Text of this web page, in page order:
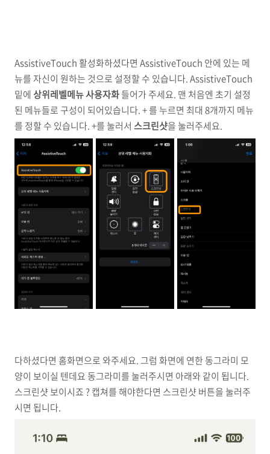
AssistiveTouch 활성화하셨다면 AssistiveTouch 안에 있는 메
뉴를 자신이 원하는 것으로 설정할 수 있습니다. AssistiveTouch
밑에상위레벨메뉴 사용자화들어가 주세요. 맨 처음엔 초기 설정
된 메뉴들로 구성이 되어있습니다. + 를 누르면 최대 8개까지 메뉴
를 정할 수 있습니다. +를 눌러서 스크린샷을 눌러주세요.
다하셨다면 홈화면으로 와주세요. 그럼 화면에 연한 동그라미 모
양이 보이실 텐데요 동그라미를 눌러주시면 아래와 같이 됩니다.
스크린샷 보이시죠 ? 캡쳐를 해야한다면 스크린샷 버튼을 눌러주
시면 됩니다.